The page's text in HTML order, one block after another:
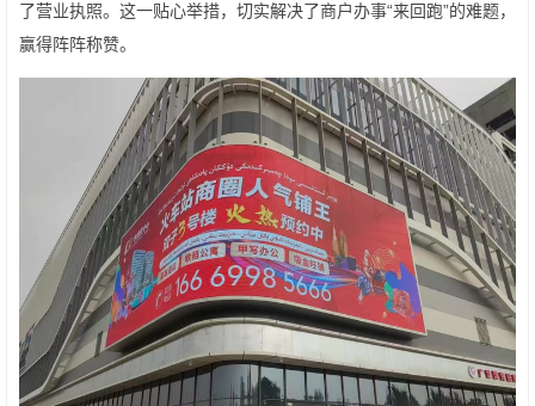
了营业执照。这一贴心举措，切实解决了商户办事“来回跑”的难题，
赢得阵阵称赞。